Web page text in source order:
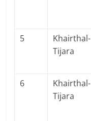
5
Khairthal-
Tijara
6
Khairthal-
Tijara